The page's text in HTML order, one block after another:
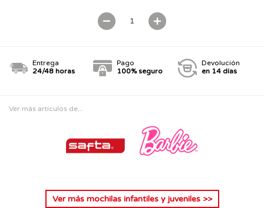
Entrega
24/48 horas
Pago
100% seguro
Devolución
en 14 días
Ver más artículos de...
Ver más mochilas infantiles y juveniles>>